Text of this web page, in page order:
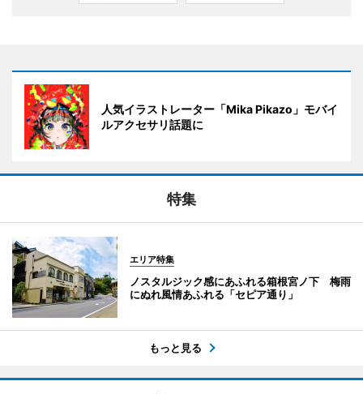
人気イラストレーター「Mika Pikazo」モバイ
ルアクセサリ話題に
特集
エリア特集
ノスタルジック感にあふれる箱根宮ノ下 梅雨
にぬれ風情あふれる「セピア通り」
もっと見る